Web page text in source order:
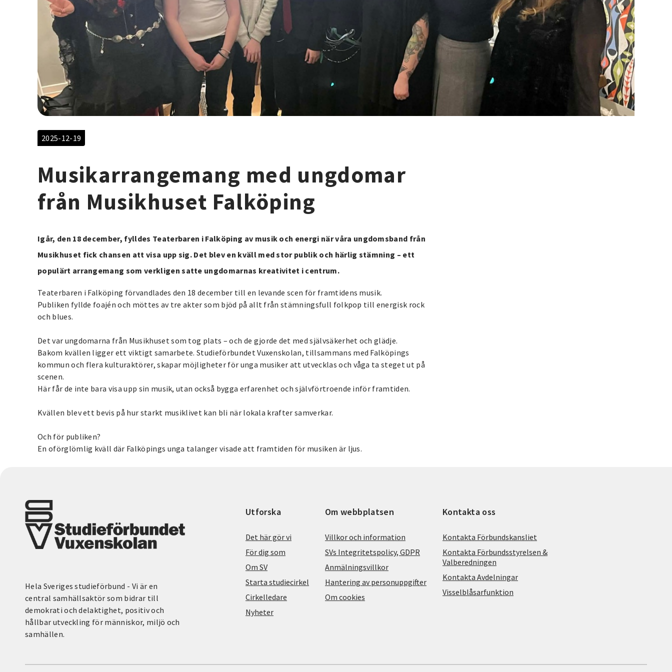
2025-12-19
Musikarrangemang med ungdomar
från Musikhuset Falköping
Igår, den 18 december, fylldes Teaterbaren i Falköping av musik och energi när våra ungdomsband från
Musikhuset fick chansen att visa upp sig. Det blev en kväll med stor publik och härlig stämning – ett
populärt arrangemang som verkligen satte ungdomarnas kreativitet i centrum.
Teaterbaren i Falköping förvandlades den 18 december till en levande scen för framtidens musik.
Publiken fyllde foajén och möttes av tre akter som bjöd på allt från stämningsfull folkpop till energisk rock
och blues.
Det var ungdomarna från Musikhuset som tog plats – och de gjorde det med självsäkerhet och glädje.
Bakom kvällen ligger ett viktigt samarbete. Studieförbundet Vuxenskolan, tillsammans med Falköpings
kommun och flera kulturaktörer, skapar möjligheter för unga musiker att utvecklas och våga ta steget ut på
scenen.
Här får de inte bara visa upp sin musik, utan också bygga erfarenhet och självförtroende inför framtiden.
Kvällen blev ett bevis på hur starkt musiklivet kan bli när lokala krafter samverkar.
Och för publiken?
En oförglömlig kväll där Falköpings unga talanger visade att framtiden för musiken är ljus.
Hela Sveriges studieförbund - Vi är en
central samhällsaktör som bidrar till
demokrati och delaktighet, positiv och
hållbar utveckling för människor, miljö och
samhällen.
Utforska
Det här gör vi
För dig som
Om SV
Starta studiecirkel
Cirkelledare
Nyheter
Om webbplatsen
Villkor och information
SVs Integritetspolicy, GDPR
Anmälningsvillkor
Hantering av personuppgifter
Om cookies
Kontakta oss
Kontakta Förbundskansliet
Kontakta Förbundsstyrelsen &
Valberedningen
Kontakta Avdelningar
Visselblåsarfunktion